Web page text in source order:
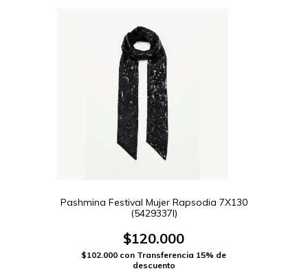
Pashmina Festival Mujer Rapsodia 7X130
(5429337I)
$120.000
$102.000 con Transferencia 15% de
descuento